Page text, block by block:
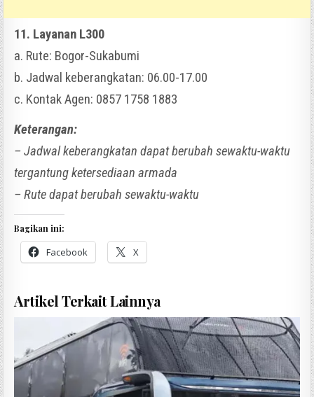
11. Layanan L300
a. Rute: Bogor-Sukabumi
b. Jadwal keberangkatan: 06.00-17.00
c. Kontak Agen: 0857 1758 1883
Keterangan:
– Jadwal keberangkatan dapat berubah sewaktu-waktu
tergantung ketersediaan armada
– Rute dapat berubah sewaktu-waktu
Bagikan ini:
Facebook X
Artikel Terkait Lainnya